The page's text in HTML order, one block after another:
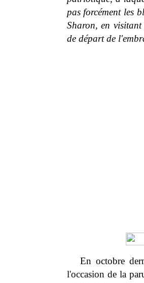
pas forcément les
Sharon, en
de départ de
En octobre
l'occasion de la